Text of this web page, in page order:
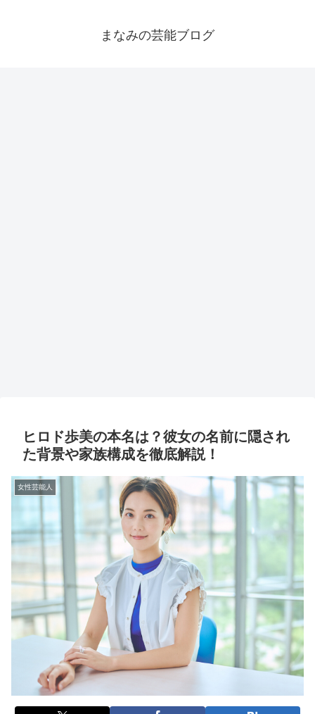
まなみの芸能ブログ
ヒロド歩美の本名は？彼女の名前に隠され
た背景や家族構成を徹底解説！
女性芸能人